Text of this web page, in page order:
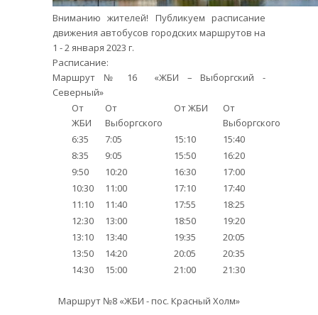
Вниманию жителей! Публикуем расписание
движения автобусов городских маршрутов на
1 - 2 января 2023 г.
Расписание:
Маршрут № 16 «ЖБИ – Выборгский -
Северный»
От
ЖБИ
От
Выборгского
От ЖБИ
От
Выборгского
6:35
7:05 15:10
15:40
8:35
9:05 15:50
16:20
9:50
10:20 16:30
17:00
10:30
11:00 17:10
17:40
11:10
11:40 17:55
18:25
12:30
13:00 18:50
19:20
13:10
13:40 19:35
20:05
13:50
14:20 20:05
20:35
14:30
15:00 21:00 21:30
Маршрут №8 «ЖБИ - пос. Красный Холм»